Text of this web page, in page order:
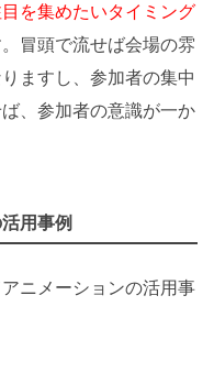
を集めたいタイミング
冒頭で流せば会場の雰
ますし、参加者の集中
、参加者の意識が一か
用事例
ニメーションの活用事